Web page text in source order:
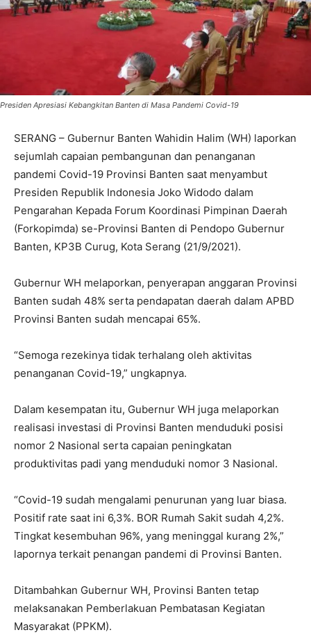
Presiden Apresiasi Kebangkitan Banten di Masa Pandemi Covid-19
SERANG – Gubernur Banten Wahidin Halim (WH) laporkan
sejumlah capaian pembangunan dan penanganan
pandemi Covid-19 Provinsi Banten saat menyambut
Presiden Republik Indonesia Joko Widodo dalam
Pengarahan Kepada Forum Koordinasi Pimpinan Daerah
(Forkopimda) se-Provinsi Banten di Pendopo Gubernur
Banten, KP3B Curug, Kota Serang (21/9/2021).
Gubernur WH melaporkan, penyerapan anggaran Provinsi
Banten sudah 48% serta pendapatan daerah dalam APBD
Provinsi Banten sudah mencapai 65%.
“Semoga rezekinya tidak terhalang oleh aktivitas
penanganan Covid-19,” ungkapnya.
Dalam kesempatan itu, Gubernur WH juga melaporkan
realisasi investasi di Provinsi Banten menduduki posisi
nomor 2 Nasional serta capaian peningkatan
produktivitas padi yang menduduki nomor 3 Nasional.
“Covid-19 sudah mengalami penurunan yang luar biasa.
Positif rate saat ini 6,3%. BOR Rumah Sakit sudah 4,2%.
Tingkat kesembuhan 96%, yang meninggal kurang 2%,”
lapornya terkait penangan pandemi di Provinsi Banten.
Ditambahkan Gubernur WH, Provinsi Banten tetap
melaksanakan Pemberlakuan Pembatasan Kegiatan
Masyarakat (PPKM).